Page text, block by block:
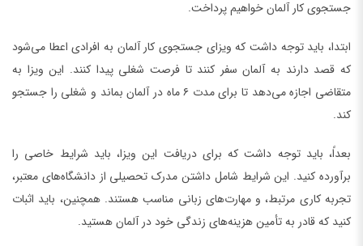
جستجوی کار آلمان خواهیم پرداخت.
ابتدا، باید توجه داشت که ویزای جستجوی کار آلمان به افرادی اعطا می‌شود
که قصد دارند به آلمان سفر کنند تا فرصت شغلی پیدا کنند. این ویزا به
متقاضی اجازه می‌دهد تا برای مدت ۶ ماه در آلمان بماند و شغلی را جستجو
کند.
بعداً، باید توجه داشت که برای دریافت این ویزا، باید شرایط خاصی را
برآورده کنید. این شرایط شامل داشتن مدرک تحصیلی از دانشگاه‌های معتبر،
تجربه کاری مرتبط، و مهارت‌های زبانی مناسب هستند. همچنین، باید اثبات
کنید که قادر به تأمین هزینه‌های زندگی خود در آلمان هستید.